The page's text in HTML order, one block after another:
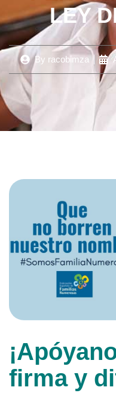
LEY
By racobimza
firma y